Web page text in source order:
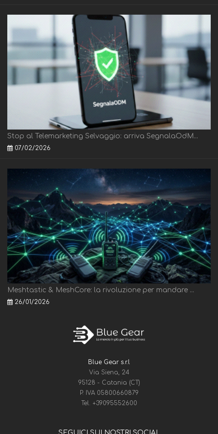
Stop al Telemarketing Selvaggio: arriva SegnalaOdM...
07/02/2026
Meshtastic & MeshCore: la rivoluzione per mandare ...
26/01/2026
Blue Gear s.r.l
Via Siena, 24
95128 - Catania (CT)
P. IVA 05800660879
Tel. +39095552600